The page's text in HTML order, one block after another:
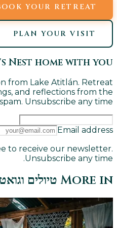
YOUR RETREAT
PLAN YOUR VISIT
Nest home with you
from Lake Atitlán. Retreat
and reflections from the
Unsubscribe any time.
Email address
to receive our newsletter.
Unsubscribe any time.
More in טיולים